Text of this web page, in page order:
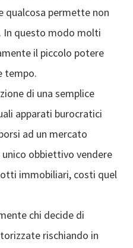
qualcosa permette non
In questo modo molti
il piccolo potere
tempo.
di una semplice
apparati burocratici
ad un mercato
obbiettivo vendere
immobiliari, costi quel
chi decide di
rischiando in